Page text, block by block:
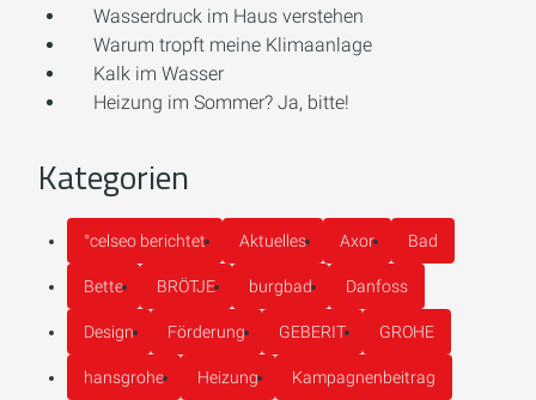
Wasserdruck im Haus verstehen
Warum tropft meine Klimaanlage
Kalk im Wasser
Heizung im Sommer? Ja, bitte!
Kategorien
°celseo berichtet Aktuelles Axor Bad
Bette BRÖTJE burgbad Danfoss
Design Förderung GEBERIT GROHE
hansgrohe Heizung Kampagnenbeitrag